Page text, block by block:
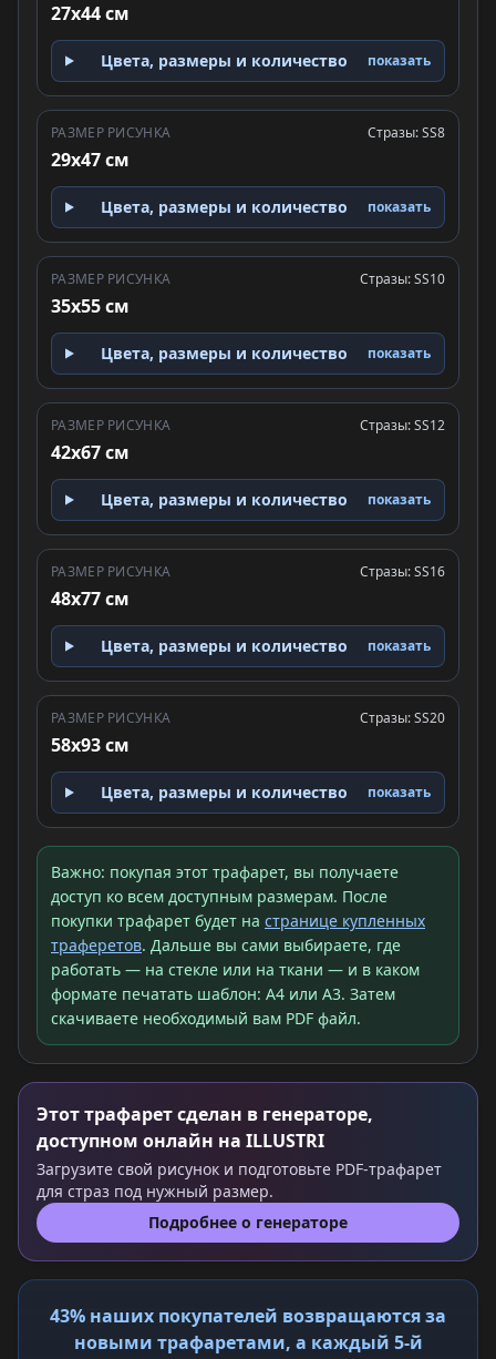
27x44 см
Цвета, размеры и количество показать
РАЗМЕР РИСУНКА
29x47 см
Стразы: SS8
Цвета, размеры и количество показать
РАЗМЕР РИСУНКА
35x55 см
Стразы: SS10
Цвета, размеры и количество показать
РАЗМЕР РИСУНКА
42x67 см
Стразы: SS12
Цвета, размеры и количество показать
РАЗМЕР РИСУНКА
48x77 см
Стразы: SS16
Цвета, размеры и количество показать
РАЗМЕР РИСУНКА
58x93 см
Стразы: SS20
Цвета, размеры и количество показать
Важно: покупая этот трафарет, вы получаете
доступ ко всем доступным размерам. После
покупки трафарет будет на странице купленных
траферетов. Дальше вы сами выбираете, где
работать — на стекле или на ткани — и в каком
формате печатать шаблон: A4 или A3. Затем
скачиваете необходимый вам PDF файл.
Этот трафарет сделан в генераторе,
доступном онлайн на ILLUSTRI
Загрузите свой рисунок и подготовьте PDF-трафарет
для страз под нужный размер.
Подробнее о генераторе
43% наших покупателей возвращаются за
новыми трафаретами, а каждый 5-й